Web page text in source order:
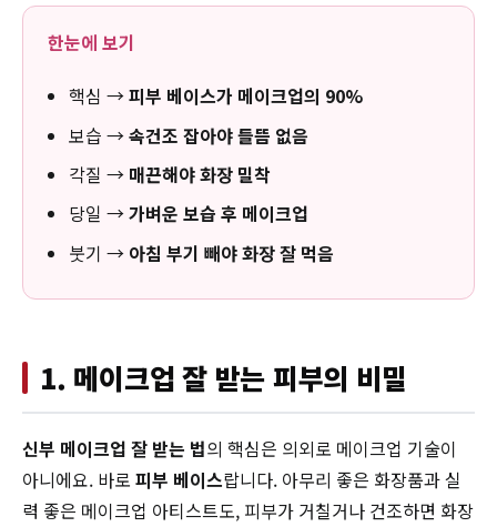
한눈에 보기
핵심 →피부 베이스가 메이크업의 90%
보습 →속건조 잡아야 들뜸 없음
각질 → 매끈해야 화장 밀착
당일 →가벼운 보습 후 메이크업
붓기 → 아침 부기 빼야 화장 잘 먹음
1. 메이크업 잘 받는 피부의 비밀
신부 메이크업 잘 받는 법의 핵심은 의외로 메이크업 기술이
아니에요. 바로 피부 베이스랍니다. 아무리 좋은 화장품과 실
력 좋은 메이크업 아티스트도, 피부가 거칠거나 건조하면 화장